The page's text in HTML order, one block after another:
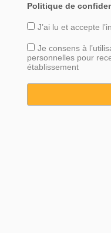
Politique de
J’ai lu et accepte
Je consens à
personnelles pour
établissement